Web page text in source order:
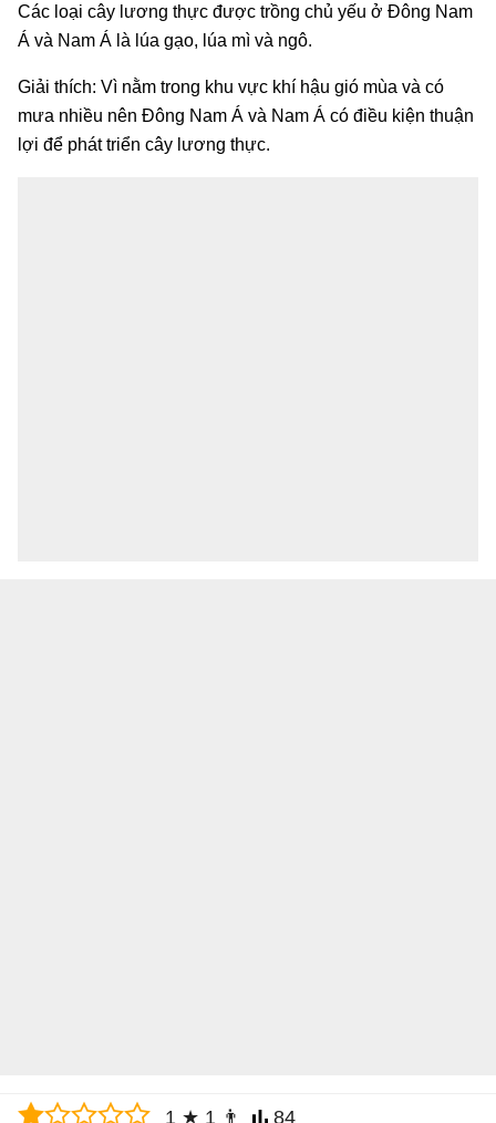
Các loại cây lương thực được trồng chủ yếu ở Đông Nam
Á và Nam Á là lúa gạo, lúa mì và ngô.
Giải thích: Vì nằm trong khu vực khí hậu gió mùa và có
mưa nhiều nên Đông Nam Á và Nam Á có điều kiện thuận
lợi để phát triển cây lương thực.
1 ★ 1 👨 84